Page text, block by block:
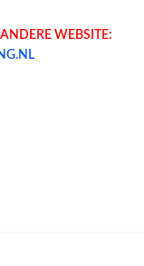
WEBSITE: